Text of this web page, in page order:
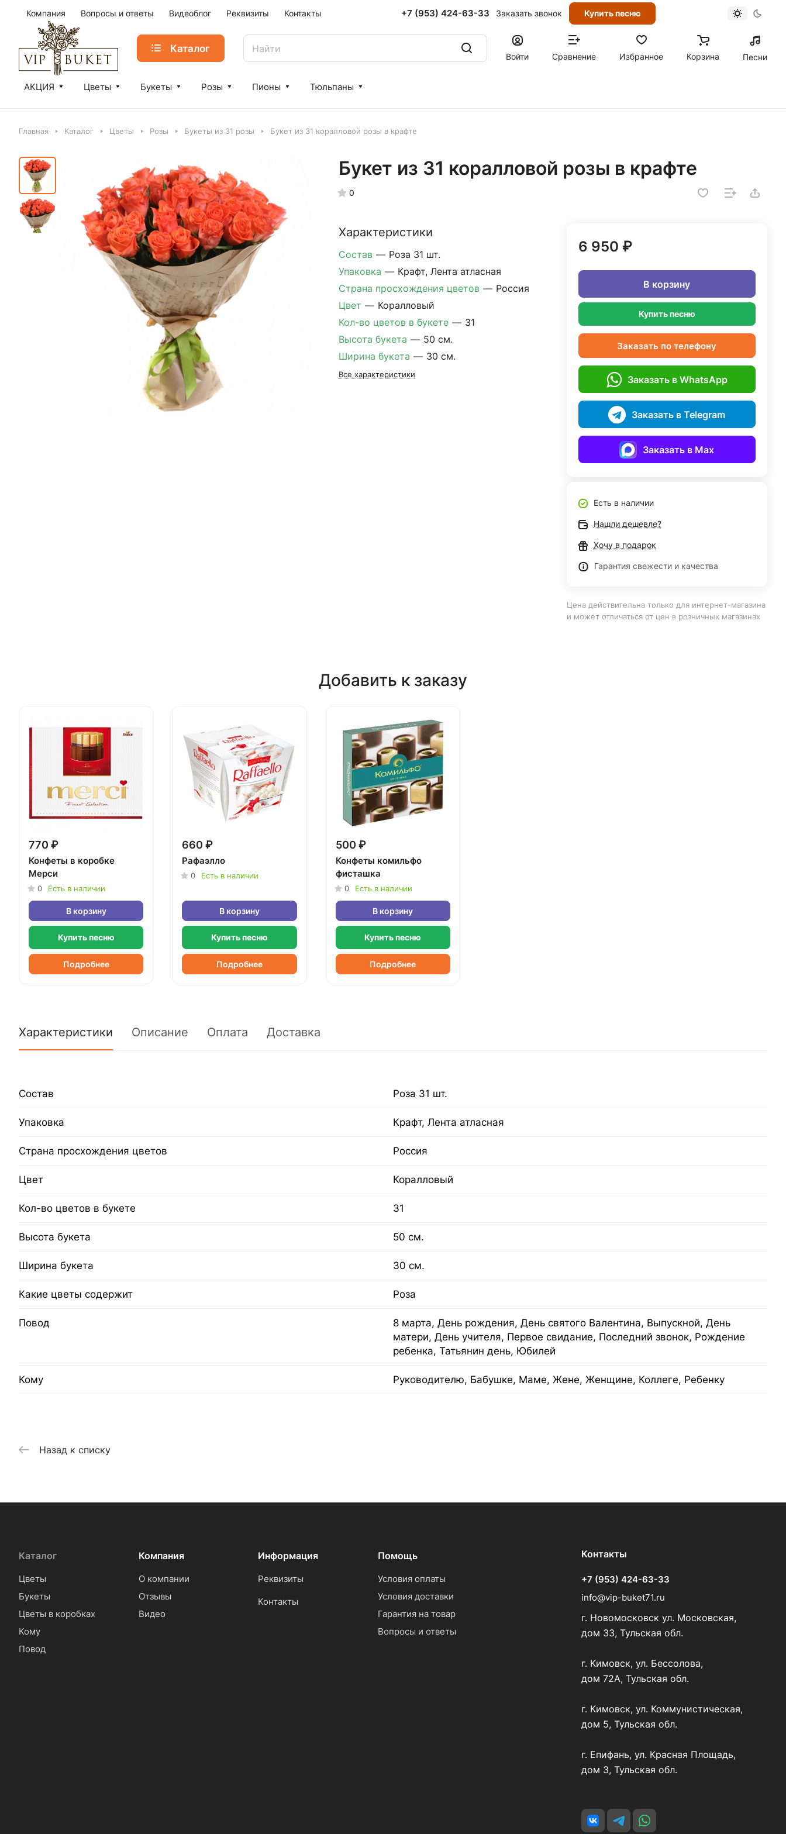
Компания Вопросы и ответы Видеоблог Реквизиты Контакты +7 (953) 424-63-33 Заказать звонок Купить песню
Каталог
Войти Сравнение Избранное Корзина Песни
АКЦИЯ Цветы Букеты Розы Пионы Тюльпаны
Главная Каталог Цветы Розы Букеты из 31 розы Букет из 31 коралловой розы в крафте
Букет из 31 коралловой розы в крафте
0
Характеристики
Состав — Роза 31 шт.
Упаковка — Крафт, Лента атласная
Страна просхождения цветов — Россия
Цвет — Коралловый
Кол-во цветов в букете — 31
Высота букета — 50 см.
Ширина букета — 30 см.
Все характеристики
6 950 ₽
В корзину
Купить песню
Заказать по телефону
Заказать в WhatsApp
Заказать в Telegram
Заказать в Max
Есть в наличии
Нашли дешевле?
Хочу в подарок
Гарантия свежести и качества
Цена действительна только для интернет-магазина
и может отличаться от цен в розничных магазинах
Добавить к заказу
770 ₽
Конфеты в коробке
Мерси
0 Есть в наличии
В корзину
Купить песню
Подробнее
660 ₽
Рафаэлло
0 Есть в наличии
В корзину
Купить песню
Подробнее
500 ₽
Конфеты комильфо
фисташка
0 Есть в наличии
В корзину
Купить песню
Подробнее
Характеристики Описание Оплата Доставка
Состав Роза 31 шт.
Упаковка Крафт, Лента атласная
Страна просхождения цветов Россия
Цвет Коралловый
Кол-во цветов в букете 31
Высота букета 50 см.
Ширина букета 30 см.
Какие цветы содержит Роза
Повод
8 марта, День рождения, День святого Валентина, Выпускной, День
матери, День учителя, Первое свидание, Последний звонок, Рождение
ребенка, Татьянин день, Юбилей
Кому Руководителю, Бабушке, Маме, Жене, Женщине, Коллеге, Ребенку
Назад к списку
Каталог
Цветы
Букеты
Цветы в коробках
Кому
Повод
Компания
О компании
Отзывы
Видео
Информация
Реквизиты
Контакты
Помощь
Условия оплаты
Условия доставки
Гарантия на товар
Вопросы и ответы
Контакты
+7 (953) 424-63-33
info@vip-buket71.ru
г. Новомосковск ул. Московская,
дом 33, Тульская обл.
г. Кимовск, ул. Бессолова,
дом 72А, Тульская обл.
г. Кимовск, ул. Коммунистическая,
дом 5, Тульская обл.
г. Епифань, ул. Красная Площадь,
дом 3, Тульская обл.